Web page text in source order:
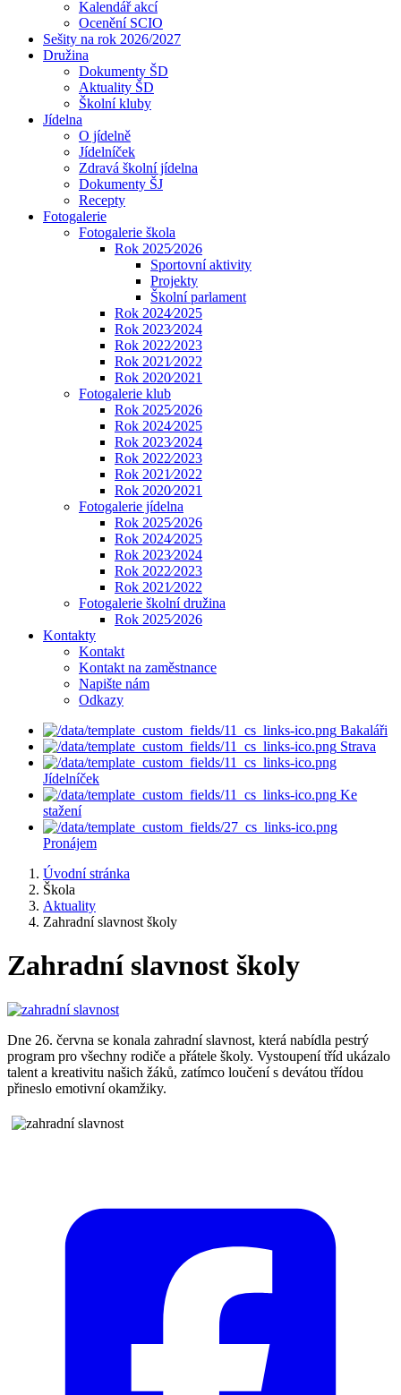
Kalendář akcí
Ocenění SCIO
Sešity na rok 2026/2027
Družina
Dokumenty ŠD
Aktuality ŠD
Školní kluby
Jídelna
O jídelně
Jídelníček
Zdravá školní jídelna
Dokumenty ŠJ
Recepty
Fotogalerie
Fotogalerie škola
Rok 2025⁄2026
Sportovní aktivity
Projekty
Školní parlament
Rok 2024⁄2025
Rok 2023⁄2024
Rok 2022⁄2023
Rok 2021⁄2022
Rok 2020⁄2021
Fotogalerie klub
Rok 2025⁄2026
Rok 2024⁄2025
Rok 2023⁄2024
Rok 2022⁄2023
Rok 2021⁄2022
Rok 2020⁄2021
Fotogalerie jídelna
Rok 2025⁄2026
Rok 2024⁄2025
Rok 2023⁄2024
Rok 2022⁄2023
Rok 2021⁄2022
Fotogalerie školní družina
Rok 2025⁄2026
Kontakty
Kontakt
Kontakt na zaměstnance
Napište nám
Odkazy
Bakaláři
Strava
Jídelníček
Ke
stažení
Pronájem
Úvodní stránka
Škola
Aktuality
Zahradní slavnost školy
Zahradní slavnost školy
Dne 26. června se konala zahradní slavnost, která nabídla pestrý
program pro všechny rodiče a přátele školy. Vystoupení tříd ukázalo
talent a kreativitu našich žáků, zatímco loučení s devátou třídou
přineslo emotivní okamžiky.